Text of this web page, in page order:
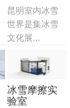
昆明室内冰雪
世界是集冰雪
文化展...
冰雪摩擦实
验室